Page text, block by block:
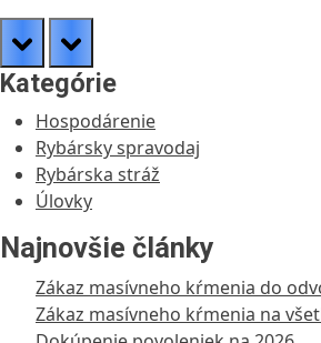
prev next
Kategórie
Hospodárenie
Rybársky spravodaj
Rybárska stráž
Úlovky
Najnovšie články
Zákaz masívneho kŕmenia do
Zákaz masívneho kŕmenia na